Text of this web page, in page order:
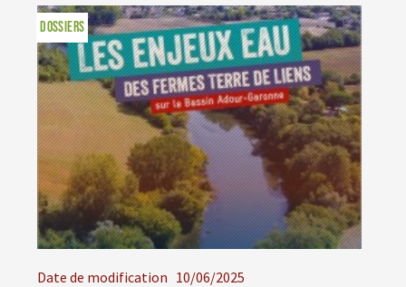
Date de modification 10/06/2025
DOSSIERS